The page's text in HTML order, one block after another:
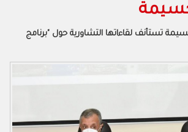
تستأنف لقاءاتها التشاورية حول "برنامج